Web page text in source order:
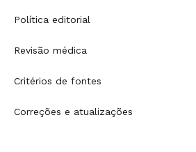
Política editorial
Revisão médica
Critérios de fontes
Correções e atualizações